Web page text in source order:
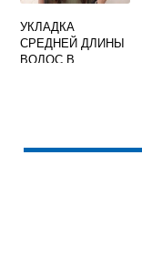
УКЛАДКА
СРЕДНЕЙ ДЛИНЫ
ВОЛОС В